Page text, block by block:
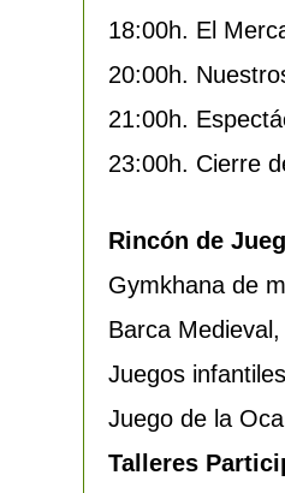
18:00h. El
20:00h.
21:00h.
23:00h. Cierre
Rincón de
Gymkhana de
Barca
Juegos
Juego de la
Talleres